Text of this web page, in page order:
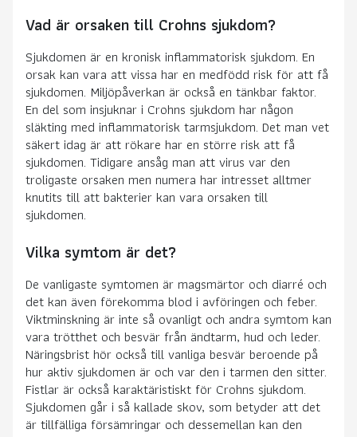
Vad är orsaken till Crohns sjukdom?
Sjukdomen är en kronisk inflammatorisk sjukdom. En
orsak kan vara att vissa har en medfödd risk för att få
sjukdomen. Miljöpåverkan är också en tänkbar faktor.
En del som insjuknar i Crohns sjukdom har någon
släkting med inflammatorisk tarmsjukdom. Det man vet
säkert idag är att rökare har en större risk att få
sjukdomen. Tidigare ansåg man att virus var den
troligaste orsaken men numera har intresset alltmer
knutits till att bakterier kan vara orsaken till
sjukdomen.
Vilka symtom är det?
De vanligaste symtomen är magsmärtor och diarré och
det kan även förekomma blod i avföringen och feber.
Viktminskning är inte så ovanligt och andra symtom kan
vara trötthet och besvär från ändtarm, hud och leder.
Näringsbrist hör också till vanliga besvär beroende på
hur aktiv sjukdomen är och var den i tarmen den sitter.
Fistlar är också karaktäristiskt för Crohns sjukdom.
Sjukdomen går i så kallade skov, som betyder att det
är tillfälliga försämringar och dessemellan kan den